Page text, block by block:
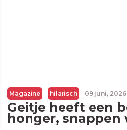
Magazine hilarisch 09 juni, 2026
Geitje heeft een
honger, snappen